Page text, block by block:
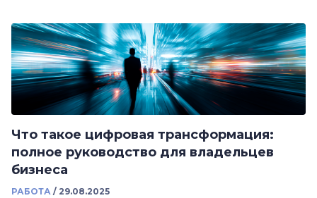
Что такое цифровая трансформация:
полное руководство для владельцев
бизнеса
РАБОТА / 29.08.2025